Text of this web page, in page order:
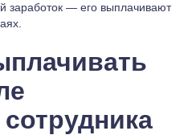
заработок — его выплачивают